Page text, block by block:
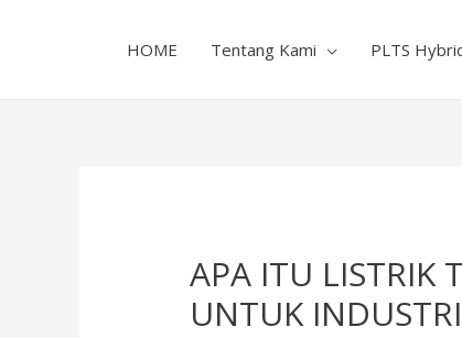
HOME Tentang Kami PLTS
APA ITU LISTRIK
UNTUK